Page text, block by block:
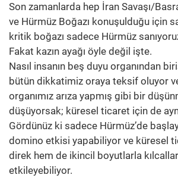
Son zamanlarda hep İran Savaşı/
ve Hürmüz Boğazı konuşulduğu için
kritik boğazı sadece Hürmüz
Fakat kazın ayağı öyle değil işte.
Nasıl insanın beş duyu organından
bütün dikkatimiz oraya teksif oluyor
organımız arıza yapmış gibi bir
düşüyorsak; küresel ticaret için de
Gördünüz ki sadece Hürmüz’de
domino etkisi yapabiliyor ve küresel
direk hem de ikincil boyutlarla
etkileyebiliyor.